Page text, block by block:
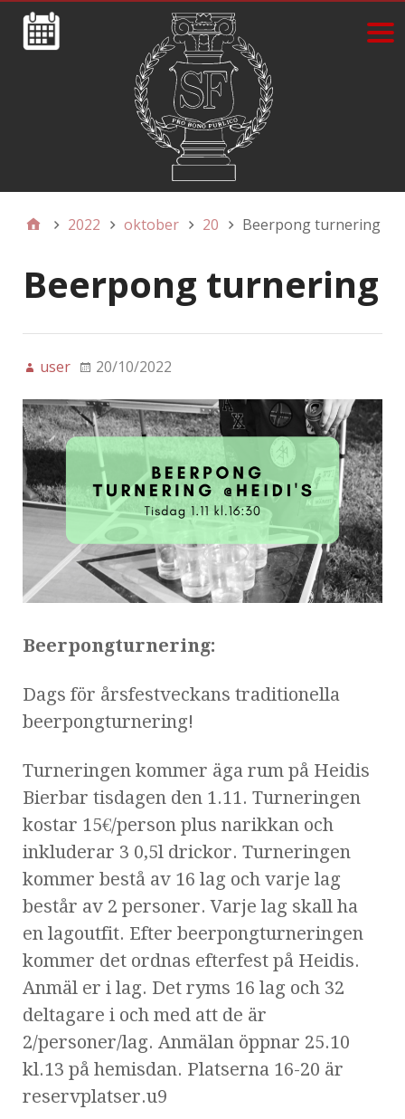
2022 oktober 20 Beerpong turnering
Beerpong turnering
user 20/10/2022
Beerpongturnering:
Dags för årsfestveckans traditionella
beerpongturnering!
Turneringen kommer äga rum på Heidis
Bierbar tisdagen den 1.11. Turneringen
kostar 15€/person plus narikkan och
inkluderar 3 0,5l drickor. Turneringen
kommer bestå av 16 lag och varje lag
består av 2 personer. Varje lag skall ha
en lagoutfit. Efter beerpongturneringen
kommer det ordnas efterfest på Heidis.
Anmäl er i lag. Det ryms 16 lag och 32
deltagare i och med att de är
2/personer/lag. Anmälan öppnar 25.10
kl.13 på hemisdan. Platserna 16-20 är
reservplatser.u9